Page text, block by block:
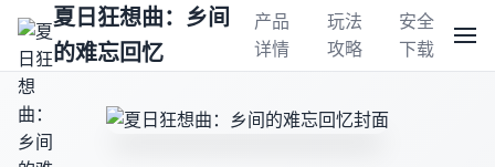
夏日狂想曲：乡间
的难忘回忆
产品
详情
玩法
攻略
安全
下载